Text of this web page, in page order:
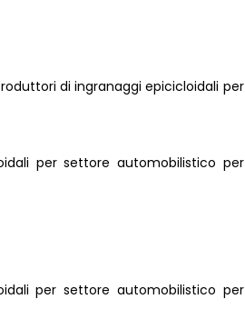
di ingranaggi epicicloidali per
per settore automobilistico per
per settore automobilistico per